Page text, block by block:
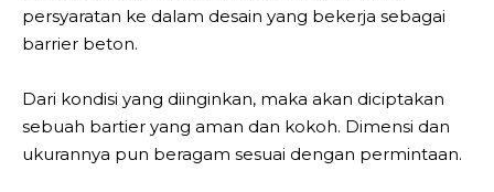
persyaratan ke dalam desain yang bekerja sebagai
barrier beton.
Dari kondisi yang diinginkan, maka akan diciptakan
sebuah bartier yang aman dan kokoh. Dimensi dan
ukurannya pun beragam sesuai dengan permintaan.